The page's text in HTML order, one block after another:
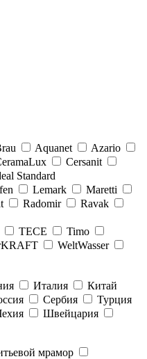
Aquanet
Azario
Cersanit
Standard
Lemark
Maretti
Radomir
Ravak
TECE
Timo
WeltWasser
Италия
Китай
Сербия
Турция
Швейцария
мрамор